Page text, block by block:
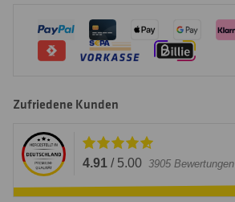
Zufriedene Kunden
4.91 / 5.00 3905 Bewertungen